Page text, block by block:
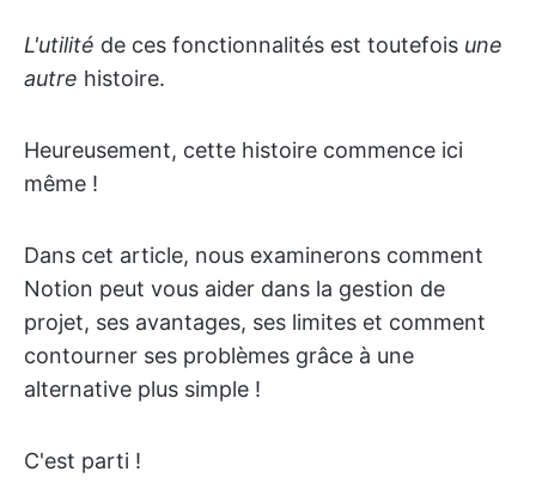
L'utilité de ces fonctionnalités est toutefois une
autre histoire.
Heureusement, cette histoire commence ici
même !
Dans cet article, nous examinerons comment
Notion peut vous aider dans la gestion de
projet, ses avantages, ses limites et comment
contourner ses problèmes grâce à une
alternative plus simple !
C'est parti !